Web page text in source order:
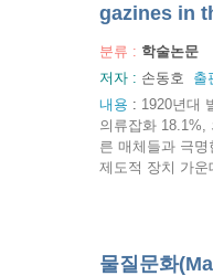
gazines in
분류 : 학술논문
저자 : 손동호
출
내용 : 1920년대
의류잡화 18.1%,
른 매체들과 극
제도적 장치 가
물질문화